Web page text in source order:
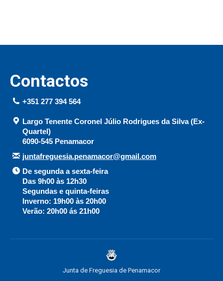
Contactos
+351 277 394 564
Largo Tenente Coronel Júlio Rodrigues da Silva (Ex-
Quartel)
6090-545 Penamacor
juntafreguesia.penamacor@gmail.com
De segunda a sexta-feira
Das 9h00 às 12h30
Segundas e quinta-feiras
Inverno: 19h00 às 20h00
Verão: 20h00 ás 21h00
Junta de Freguesia de Penamacor